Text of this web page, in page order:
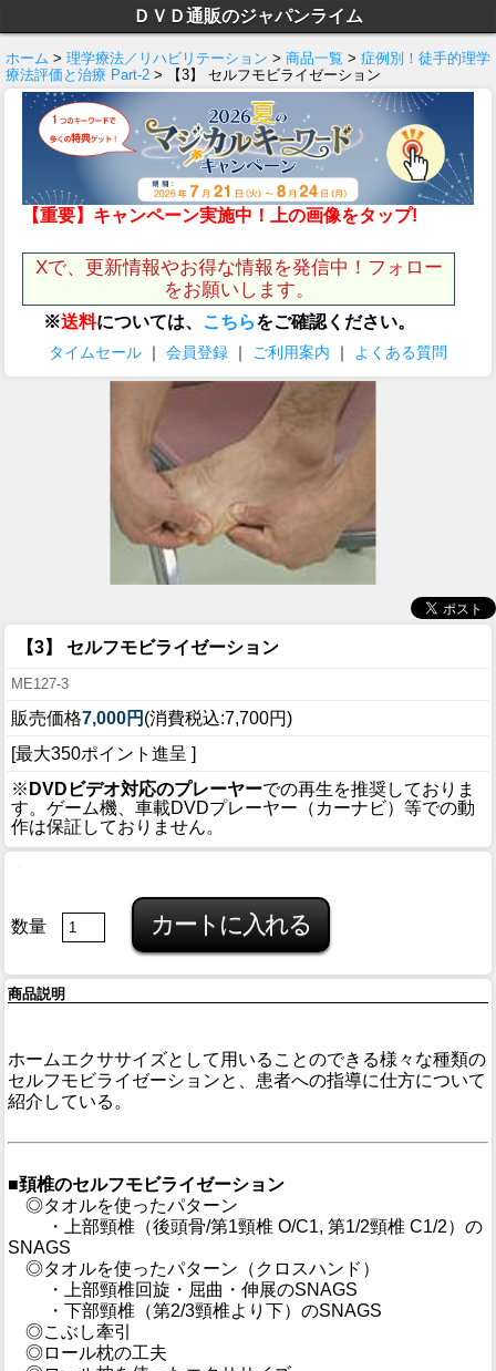
ＤＶＤ通販のジャパンライム
ホーム > 理学療法／リハビリテーション > 商品一覧 > 症例別！徒手的理学
療法評価と治療 Part-2 > 【3】 セルフモビライゼーション
【重要】キャンペーン実施中！上の画像をタップ!
Xで、更新情報やお得な情報を発信中！フォロー
をお願いします。
※送料については、 こちらをご確認ください。
タイムセール ｜ 会員登録 ｜ ご利用案内 ｜ よくある質問
【3】 セルフモビライゼーション
ME127-3
販売価格7,000円 (消費税込:7,700円)
[最大350ポイント進呈 ]
※ DVDビデオ対応のプレーヤーでの再生を推奨しておりま
す。ゲーム機、車載DVDプレーヤー（カーナビ）等での動
作は保証しておりません。
数量
商品説明
ホームエクササイズとして用いることのできる様々な種類の
セルフモビライゼーションと、患者への指導に仕方について
紹介している。
■頚椎のセルフモビライゼーション
◎タオルを使ったパターン
・上部頸椎（後頭骨/第1頸椎 O/C1, 第1/2頸椎 C1/2）の
SNAGS
◎タオルを使ったパターン（クロスハンド）
・上部頸椎回旋・屈曲・伸展のSNAGS
・下部頸椎（第2/3頸椎より下）のSNAGS
◎こぶし牽引
◎ロール枕の工夫